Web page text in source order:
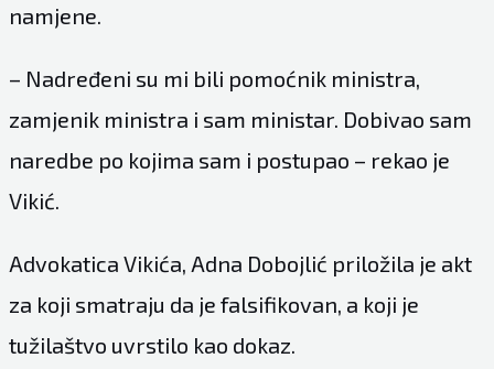
namjene.
– Nadređeni su mi bili pomoćnik ministra,
zamjenik ministra i sam ministar. Dobivao sam
naredbe po kojima sam i postupao – rekao je
Vikić.
Advokatica Vikića, Adna Dobojlić priložila je akt
za koji smatraju da je falsifikovan, a koji je
tužilaštvo uvrstilo kao dokaz.